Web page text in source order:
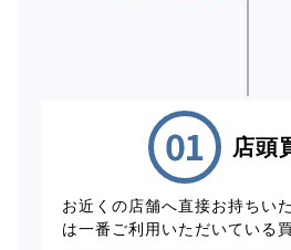
店頭
お近くの店舗へ直接お持ちい
は一番ご利用いただいている